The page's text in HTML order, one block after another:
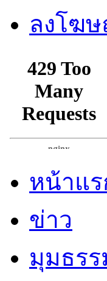
ลงโฆ
หน้าแร
ข่าว
มุมธรร